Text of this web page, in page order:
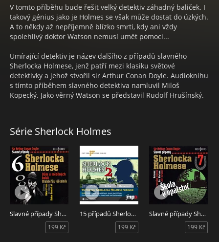
V tomto příběhu bude řešit velký detektiv záhadný baliček. I
takový génius jako je Holmes se však může dostat do úzkých.
A to někdy až nepříjemně blízko smrti, kdy ani vždy
spolehlivý doktor Watson nemusí umět pomoci...
Umírající detektiv je název dalšího z případů slavného
Sherlocka Holmese, jenž patří mezi klasiku světové
detektivky a jehož stvořil sir Arthur Conan Doyle. Audioknihu
s tímto příběhem slavného detektiva namluvil Miloš
Kopecký. Jako věrný Watson se představil Rudolf Hrušínský.
Série Sherlock Holmes
Slavné případy Sherlocka Holmese 6
199 Kč
15 případů Sherlocka Holmese podruhé
199 Kč
Slavné případy Sherlocka Holmese 7
199 Kč